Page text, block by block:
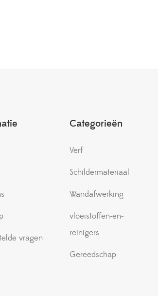
vragen
Categorieën
Verf
Schildermateriaal
Wandafwerking
vloeistoffen-en-
reinigers
Gereedschap